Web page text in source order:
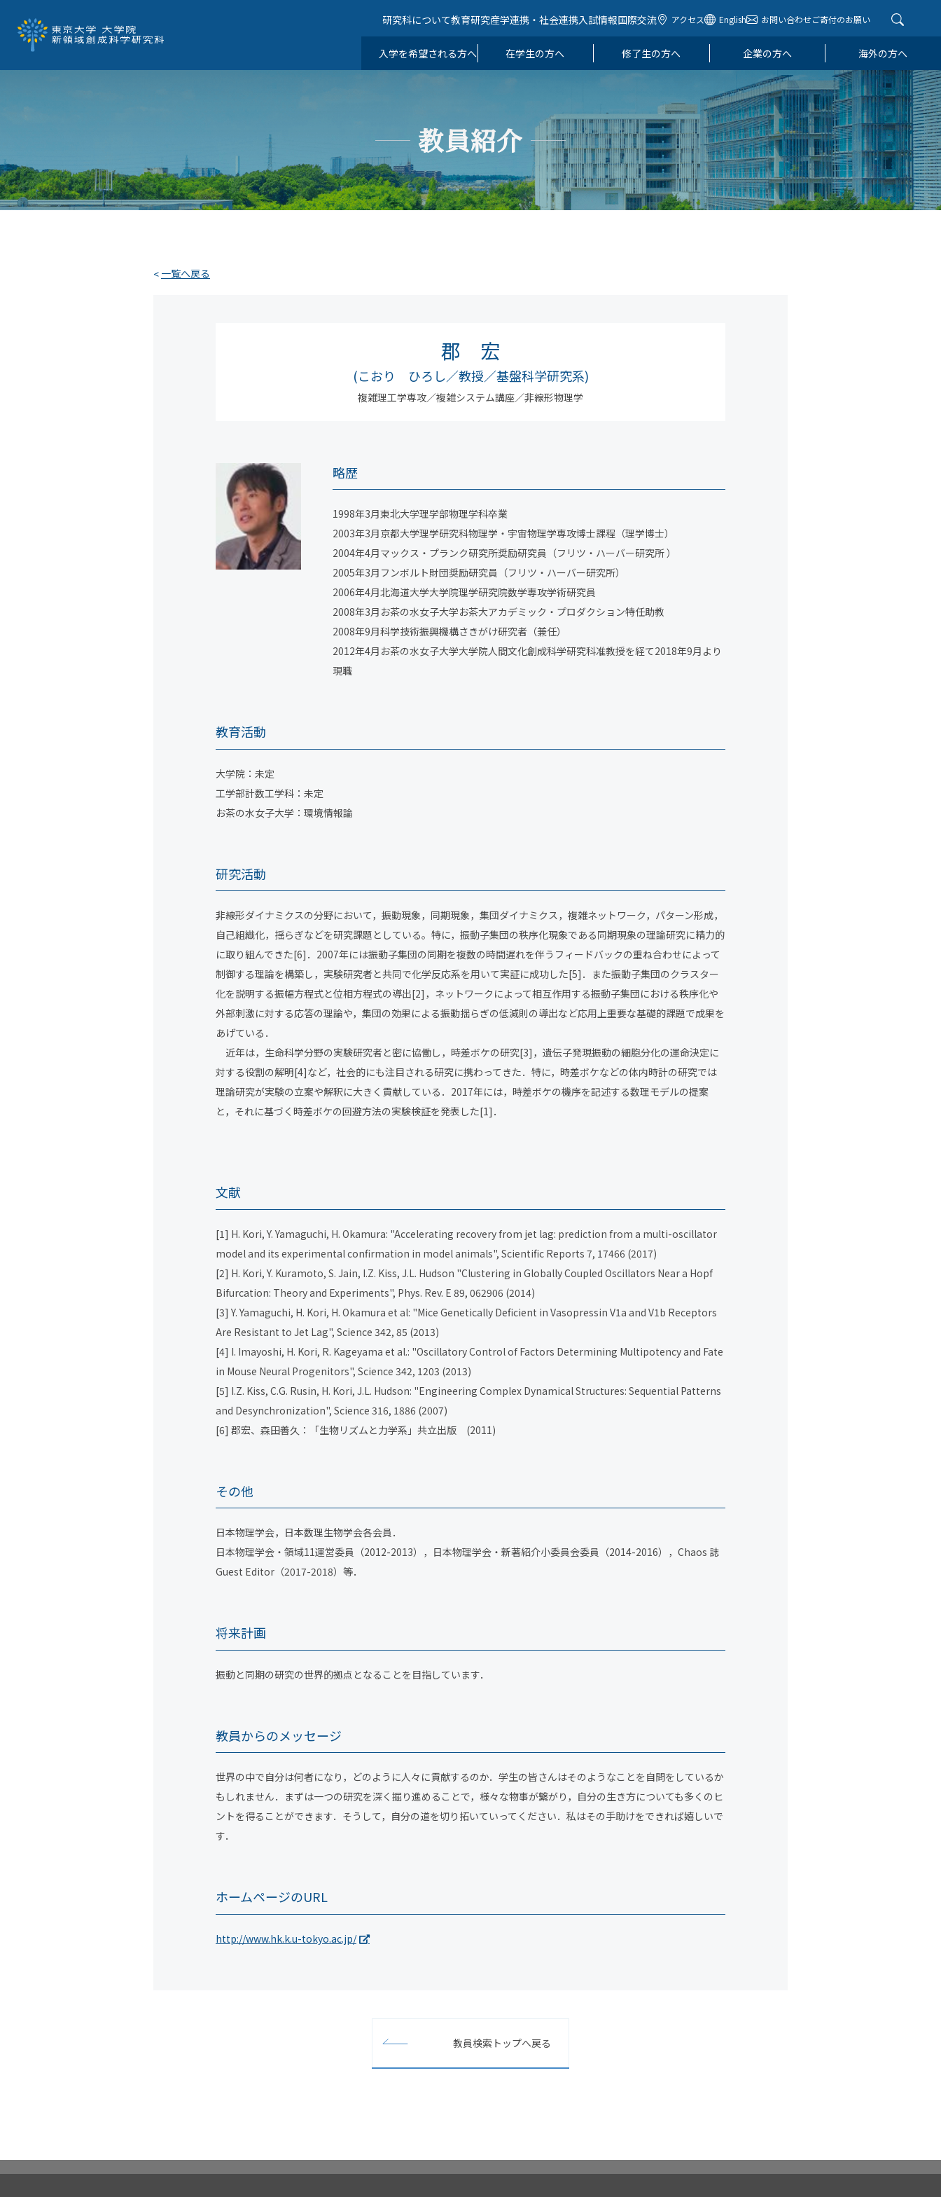
研究科について教育研究産学連携・社会連携入試情報国際交流 アクセス English お問い合わせご寄付のお願い
入学を希望される方へ 在学生の方へ 修了生の方へ 企業の方へ 海外の方へ
教員紹介
一覧へ戻る
郡 宏
(こおり ひろし／教授／基盤科学研究系)
複雑理工学専攻／複雑システム講座／非線形物理学
略歴
1998年3月東北大学理学部物理学科卒業
2003年3月京都大学理学研究科物理学・宇宙物理学専攻博士課程（理学博士）
2004年4月マックス・プランク研究所奨励研究員（フリツ・ハーバー研究所 ）
2005年3月フンボルト財団奨励研究員（フリツ・ハーバー研究所）
2006年4月北海道大学大学院理学研究院数学専攻学術研究員
2008年3月お茶の水女子大学お茶大アカデミック・プロダクション特任助教
2008年9月科学技術振興機構さきがけ研究者（兼任）
2012年4月お茶の水女子大学大学院人間文化創成科学研究科准教授を経て2018年9月より
現職
教育活動
大学院：未定
工学部計数工学科：未定
お茶の水女子大学：環境情報論
研究活動
非線形ダイナミクスの分野において，振動現象，同期現象，集団ダイナミクス，複雑ネットワーク，パターン形成，
自己組織化，揺らぎなどを研究課題としている。特に，振動子集団の秩序化現象である同期現象の理論研究に精力的
に取り組んできた[6]．2007年には振動子集団の同期を複数の時間遅れを伴うフィードバックの重ね合わせによって
制御する理論を構築し，実験研究者と共同で化学反応系を用いて実証に成功した[5]．また振動子集団のクラスター
化を説明する振幅方程式と位相方程式の導出[2]，ネットワークによって相互作用する振動子集団における秩序化や
外部刺激に対する応答の理論や，集団の効果による振動揺らぎの低減則の導出など応用上重要な基礎的課題で成果を
あげている．
近年は，生命科学分野の実験研究者と密に協働し，時差ボケの研究[3]，遺伝子発現振動の細胞分化の運命決定に
対する役割の解明[4]など，社会的にも注目される研究に携わってきた．特に，時差ボケなどの体内時計の研究では
理論研究が実験の立案や解釈に大きく貢献している．2017年には，時差ボケの機序を記述する数理モデルの提案
と，それに基づく時差ボケの回避方法の実験検証を発表した[1]．
文献
[1] H. Kori, Y. Yamaguchi, H. Okamura: "Accelerating recovery from jet lag: prediction from a multi-oscillator
model and its experimental confirmation in model animals", Scientific Reports 7, 17466 (2017)
[2] H. Kori, Y. Kuramoto, S. Jain, I.Z. Kiss, J.L. Hudson "Clustering in Globally Coupled Oscillators Near a Hopf
Bifurcation: Theory and Experiments", Phys. Rev. E 89, 062906 (2014)
[3] Y. Yamaguchi, H. Kori, H. Okamura et al: "Mice Genetically Deficient in Vasopressin V1a and V1b Receptors
Are Resistant to Jet Lag", Science 342, 85 (2013)
[4] I. Imayoshi, H. Kori, R. Kageyama et al.: "Oscillatory Control of Factors Determining Multipotency and Fate
in Mouse Neural Progenitors", Science 342, 1203 (2013)
[5] I.Z. Kiss, C.G. Rusin, H. Kori, J.L. Hudson: "Engineering Complex Dynamical Structures: Sequential Patterns
and Desynchronization", Science 316, 1886 (2007)
[6] 郡宏、森田善久：「生物リズムと力学系」共立出版 (2011)
その他
日本物理学会，日本数理生物学会各会員．
日本物理学会・領域11運営委員（2012-2013），日本物理学会・新著紹介小委員会委員（2014-2016），Chaos 誌
Guest Editor（2017-2018）等．
将来計画
振動と同期の研究の世界的拠点となることを目指しています．
教員からのメッセージ
世界の中で自分は何者になり，どのように人々に貢献するのか．学生の皆さんはそのようなことを自問をしているか
もしれません．まずは一つの研究を深く掘り進めることで，様々な物事が繋がり，自分の生き方についても多くのヒ
ントを得ることができます．そうして，自分の道を切り拓いていってください．私はその手助けをできれば嬉しいで
す．
ホームページのURL
http://www.hk.k.u-tokyo.ac.jp/
教員検索トップへ戻る